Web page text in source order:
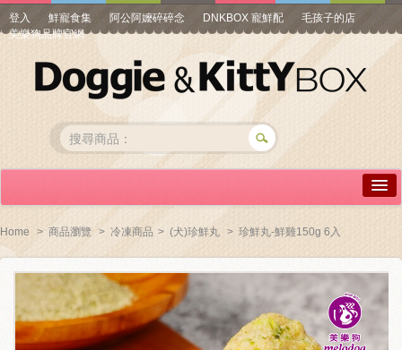
登入 鮮寵食集 阿公阿嬤碎碎念 DNKBOX 寵鮮配
毛孩子的店
美樂狗品牌官網
常見問答
商品瀏覽
線上訂購
Home > 商品瀏覽 > 冷凍商品 > (犬)珍鮮丸 > 珍鮮丸-鮮雞150g 6入